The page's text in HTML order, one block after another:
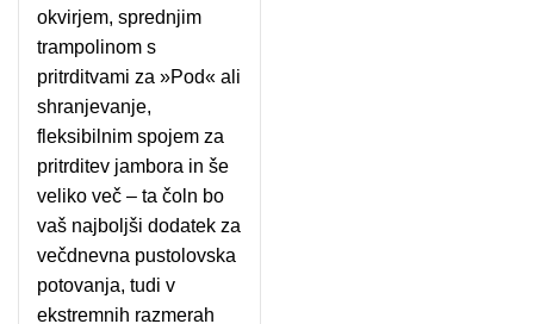
okvirjem, sprednjim
trampolinom s
pritrditvami za »Pod« ali
shranjevanje,
fleksibilnim spojem za
pritrditev jambora in še
veliko več – ta čoln bo
vaš najboljši dodatek za
večdnevna pustolovska
potovanja, tudi v
ekstremnih razmerah